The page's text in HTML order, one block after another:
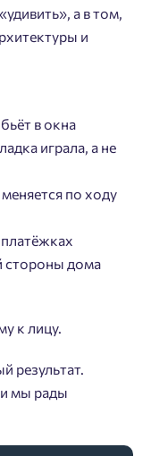
а в том,
и
в окна
играла, а не
по ходу
стороны дома
к лицу.
результат.
и мы рады